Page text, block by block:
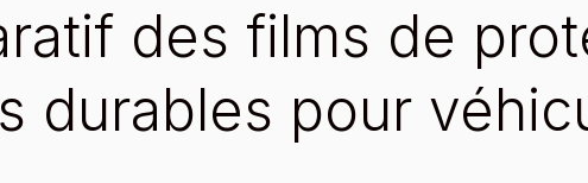
des films de
durables pour